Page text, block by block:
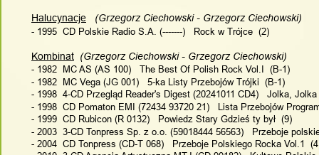
Halucynacje
   (Grzegorz Ciechowski - Grzegorz Ciechowski)
- 1995  CD Polskie Radio S.A. (-------)   Rock w Trójce  (2)
Kombinat
  (Grzegorz Ciechowski - Grzegorz Ciechowski)
- 1982  MC AS (AS 100)   The Best Of Polish Rock Vol.I  (B-1)
- 1982  MC Vega (JG 001)   5-ka Listy Przebojów Trójki  (B-1)
- 1998  4-CD Przegląd Reader's Digest (20241011 CD4)   Jolka,
- 1998  CD Pomaton EMI (72434 93720 21)   Lista Przebojów
- 1999  CD Rubicon (R 0132)   Powiedz Stary Gdzieś ty był  (9)
- 2003  3-CD Tonpress Sp. z o.o. (59018444 56563)   Przeboje
- 2004  CD Tonpress (CD-T 068)   Przeboje Polskiego Rocka Vol.1